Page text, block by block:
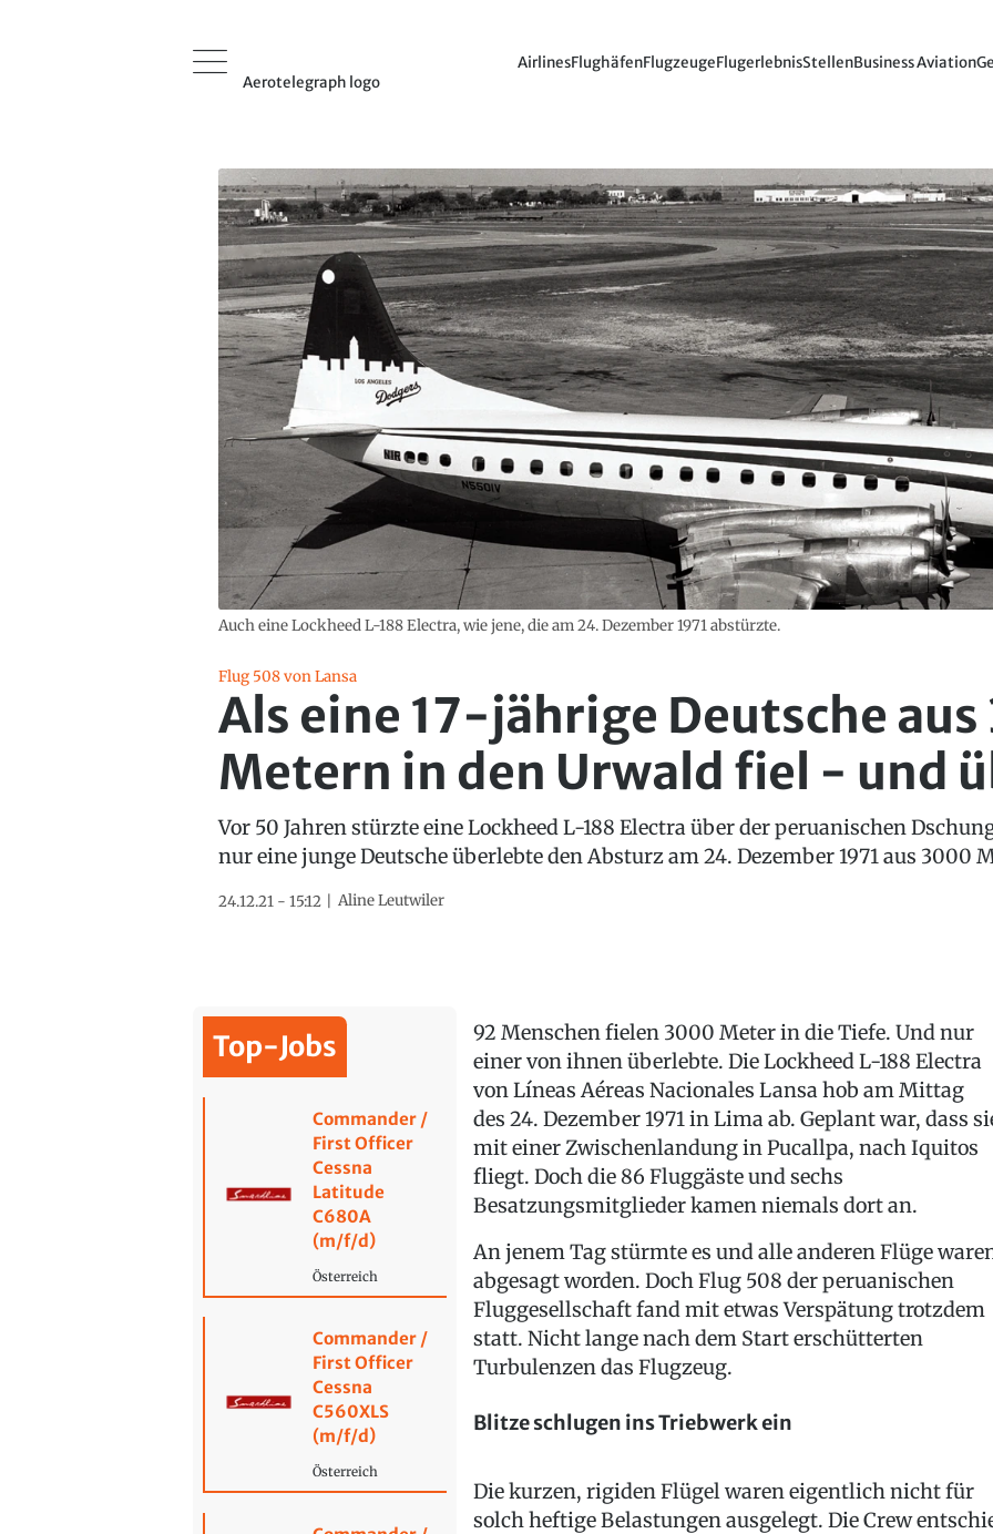
Aerotelegraph logo
AirlinesFlughäfenFlugzeugeFlugerlebnisStellenBusiness Aviation
Auch eine Lockheed L-188 Electra, wie jene, die am 24. Dezember 1971 abstürzte.
Flug 508 von Lansa
Als eine 17-jährige Deutsche
Metern in den Urwald fiel - und
Vor 50 Jahren stürzte eine Lockheed L-188 Electra über der peruanischen
nur eine junge Deutsche überlebte den Absturz am 24. Dezember 1971 aus 3000
24.12.21 - 15:12 Aline Leutwiler
Top-Jobs
Commander /
First Officer
Cessna
Latitude
C680A
(m/f/d)
Österreich
Commander /
First Officer
Cessna
C560XLS
(m/f/d)
Österreich
92 Menschen fielen 3000 Meter in die Tiefe. Und nur
einer von ihnen überlebte. Die Lockheed L-188 Electra
von Líneas Aéreas Nacionales Lansa hob am Mittag
des 24. Dezember 1971 in Lima ab. Geplant war, dass
mit einer Zwischenlandung in Pucallpa, nach Iquitos
fliegt. Doch die 86 Fluggäste und sechs
Besatzungsmitglieder kamen niemals dort an.
An jenem Tag stürmte es und alle anderen Flüge
abgesagt worden. Doch Flug 508 der peruanischen
Fluggesellschaft fand mit etwas Verspätung trotzdem
statt. Nicht lange nach dem Start erschütterten
Turbulenzen das Flugzeug.
Blitze schlugen ins Triebwerk ein
Die kurzen, rigiden Flügel waren eigentlich nicht für
solch heftige Belastungen ausgelegt. Die Crew